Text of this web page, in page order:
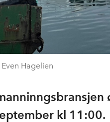
Hagelien
kl 11:00.